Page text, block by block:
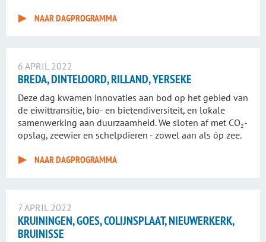
NAAR DAGPROGRAMMA
6 APRIL 2022
BREDA, DINTELOORD, RILLAND, YERSEKE
Deze dag kwamen innovaties aan bod op het gebied van
de eiwittransitie, bio- en bietendiversiteit, en lokale
samenwerking aan duurzaamheid. We sloten af met CO₂-
opslag, zeewier en schelpdieren - zowel aan als óp zee.
NAAR DAGPROGRAMMA
7 APRIL 2022
KRUININGEN, GOES, COLIJNSPLAAT, NIEUWERKERK,
BRUINISSE